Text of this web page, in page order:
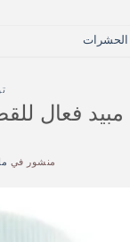
الحشرات
مبيد فعال
منشور في